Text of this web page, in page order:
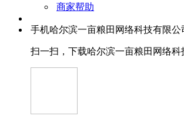
商家帮助
手机哈尔滨一亩粮田网络科技有限公
扫一扫，下载哈尔滨一亩粮田网络